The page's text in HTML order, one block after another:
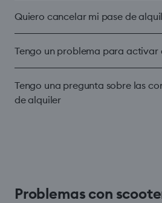
Quiero cancelar mi pase de
Tengo un problema para activar
Tengo una pregunta sobre las
de alquiler
Problemas con